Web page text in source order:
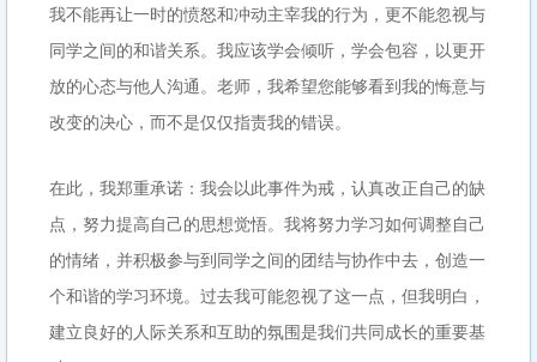
我不能再让一时的愤怒和冲动主宰我的行为，更不能忽视与
同学之间的和谐关系。我应该学会倾听，学会包容，以更开
放的心态与他人沟通。老师，我希望您能够看到我的悔意与
改变的决心，而不是仅仅指责我的错误。
在此，我郑重承诺：我会以此事件为戒，认真改正自己的缺
点，努力提高自己的思想觉悟。我将努力学习如何调整自己
的情绪，并积极参与到同学之间的团结与协作中去，创造一
个和谐的学习环境。过去我可能忽视了这一点，但我明白，
建立良好的人际关系和互助的氛围是我们共同成长的重要基